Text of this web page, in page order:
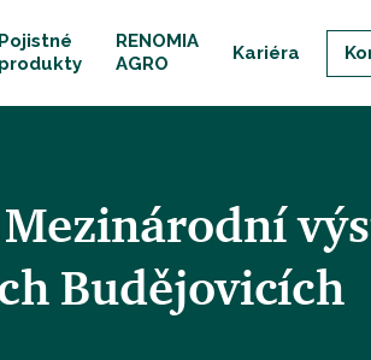
Pojistné
produkty
RENOMIA
AGRO
Kariéra
Mezinárodní
Budějovicích